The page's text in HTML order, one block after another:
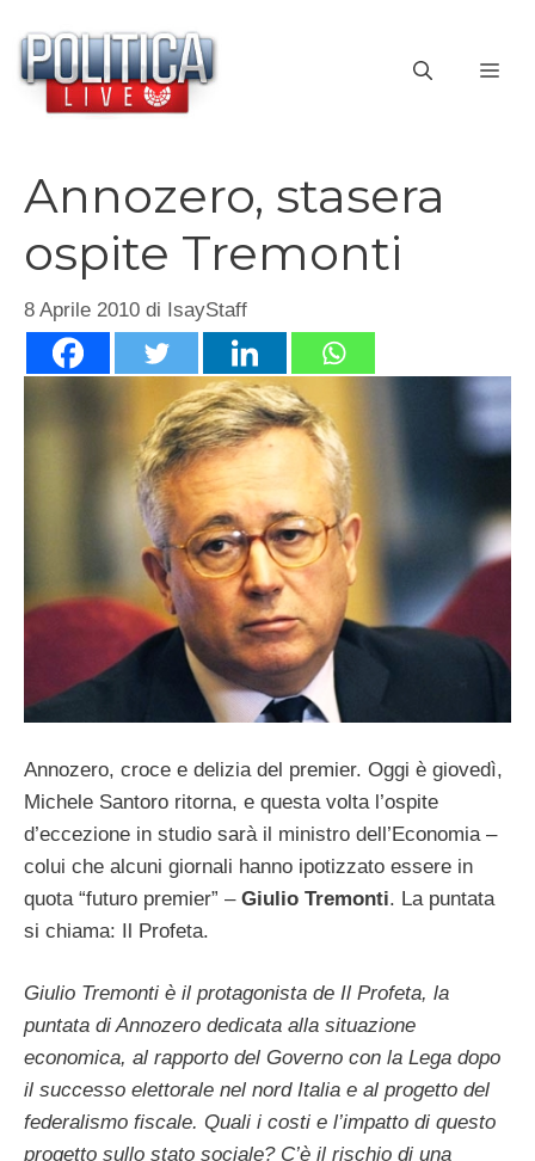
contenuto
Annozero, stasera
ospite Tremonti
8 Aprile 2010 di IsayStaff
Annozero, croce e delizia del premier. Oggi è giovedì,
Michele Santoro ritorna, e questa volta l’ospite
d’eccezione in studio sarà il ministro dell’Economia –
colui che alcuni giornali hanno ipotizzato essere in
quota “futuro premier” – Giulio Tremonti. La puntata
si chiama: Il Profeta.
Giulio Tremonti è il protagonista de Il Profeta, la
puntata di Annozero dedicata alla situazione
economica, al rapporto del Governo con la Lega dopo
il successo elettorale nel nord Italia e al progetto del
federalismo fiscale. Quali i costi e l’impatto di questo
progetto sullo stato sociale? C’è il rischio di una